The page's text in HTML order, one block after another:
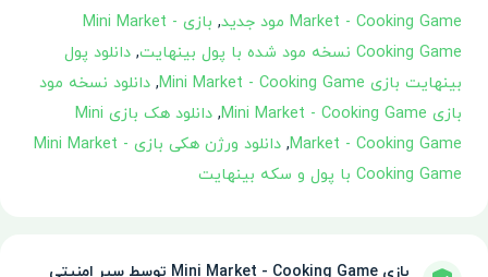
Market - Cooking Game مود جدید
,
بازی Mini Market -
Cooking Game نسخه مود شده با پول بینهایت
, دانلود پول
بینهایت بازی Mini Market - Cooking Game
, دانلود نسخه مود
بازی Mini Market - Cooking Game
,
دانلود هک بازی Mini
Market - Cooking Game
,
دانلود ورژن هکی بازی Mini Market -
Cooking Game با پول و سکه بینهایت
بازی Mini Market - Cooking Game توسط سپر امنیتی